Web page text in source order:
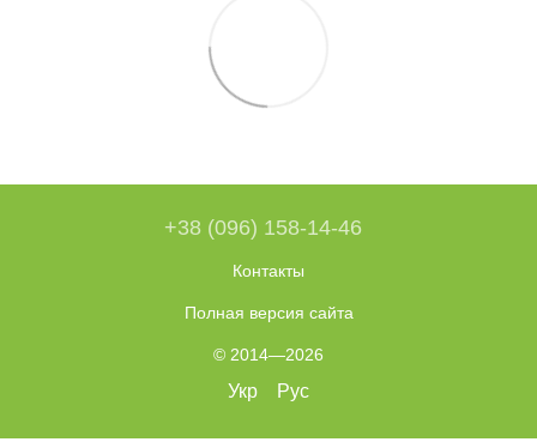
+38 (096) 158-14-46
Контакты
Полная версия сайта
© 2014—2026
Укр Рус